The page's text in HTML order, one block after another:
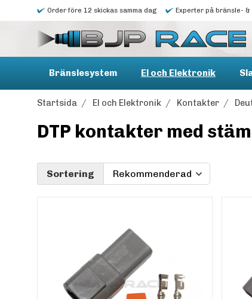
Order före 12 skickas samma dag Experter på bränsle- &
Bränslesystem El och Elektronik
Startsida / El och Elektronik / Kontakter /
DTP kontakter med
Sortering